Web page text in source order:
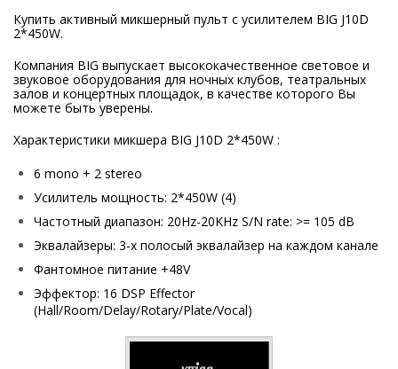
Купить активный микшерный пульт с усилителем BIG J10D
2*450W.
Компания BIG выпускает высококачественное световое и
звуковое оборудования для ночных клубов, театральных
залов и концертных площадок, в качестве которого Вы
можете быть уверены.
Характеристики микшера BIG J10D 2*450W :
6 mono + 2 stereo
Усилитель мощность: 2*450W (4)
Частотный диапазон: 20Hz-20KHz S/N rate: >= 105 dB
Эквалайзеры: 3-х полосый эквалайзер на каждом канале
Фантомное питание +48V
Эффектор: 16 DSP Effector
(Hall/Room/Delay/Rotary/Plate/Vocal)